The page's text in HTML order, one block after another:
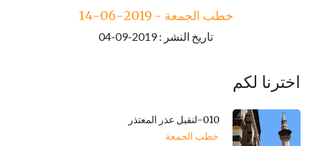
خطب الجمعة - 2019-06-14
تاريخ النشر : 2019-09-04
خطب الجمعة - 2019-06-21
تاريخ النشر : 2019-09-04
اخترنا لكم
010-لنقبل عذر المعتذر
خطب الجمعة